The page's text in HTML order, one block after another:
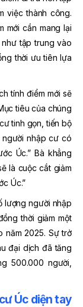
việc thành công.
mới cần mang lại
tập trung vào
thời ưu tiên lựa
tính điểm mới sẽ
tiêu của chúng
tinh gọn, tiến bộ
người nhập cư có
Úc.” Bà khẳng
là cuộc cắt giảm
Úc.”
lượng người nhập
thời giảm một
năm 2025. Sự trở
đại dịch đã tăng
500.000 người,
Úc diện tay